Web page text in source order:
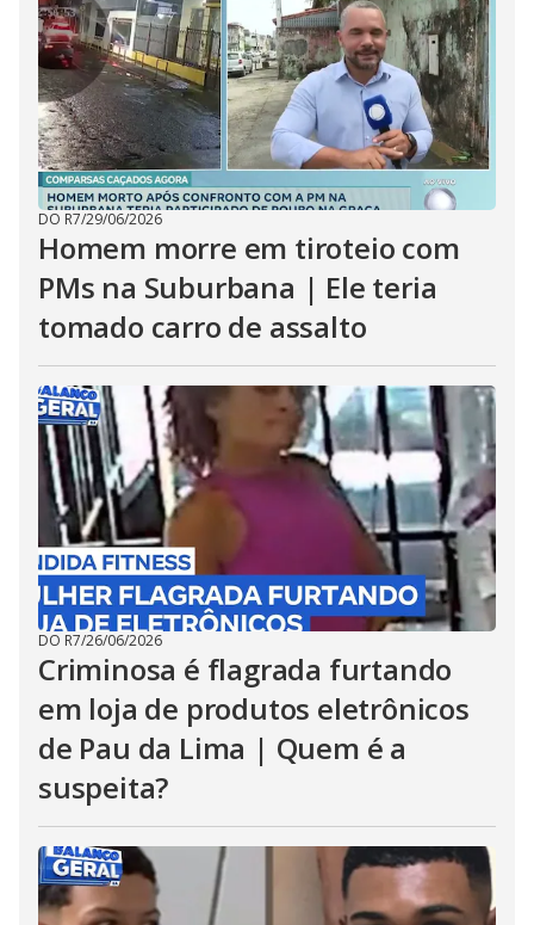
DO R7/29/06/2026
Homem morre em tiroteio com
PMs na Suburbana | Ele teria
tomado carro de assalto
DO R7/26/06/2026
Criminosa é flagrada furtando
em loja de produtos eletrônicos
de Pau da Lima | Quem é a
suspeita?